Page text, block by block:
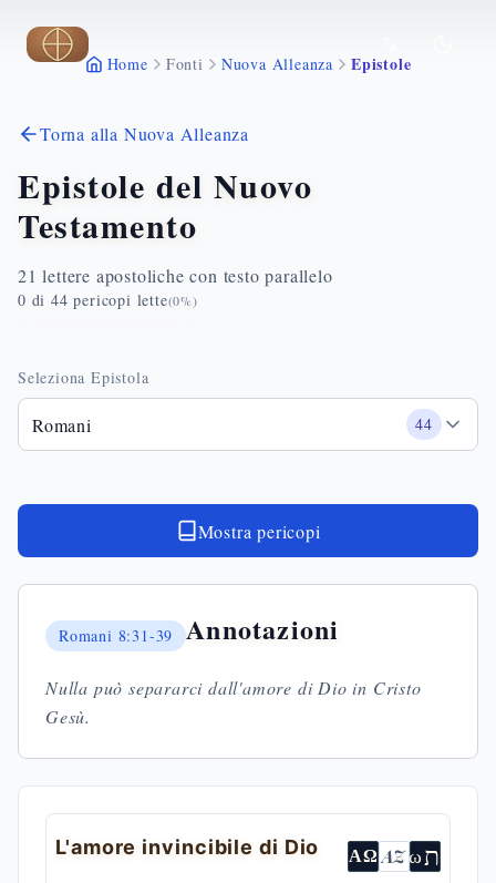
Vai al contenuto principale
Home Fonti Nuova Alleanza Epistole
Torna alla Nuova Alleanza
Epistole del Nuovo
Testamento
21 lettere apostoliche con testo parallelo
0 di 44 pericopi lette(0%)
Seleziona Epistola
Romani 44
Mostra pericopi
Romani 8:31-39 Annotazioni
Nulla può separarci dall'amore di Dio in Cristo
Gesù.
L'amore invincibile di Dio ΑΩ AZωת